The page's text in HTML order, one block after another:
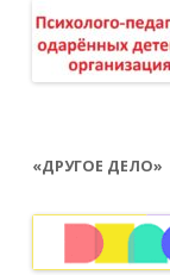
«ДРУГОЕ ДЕЛО»